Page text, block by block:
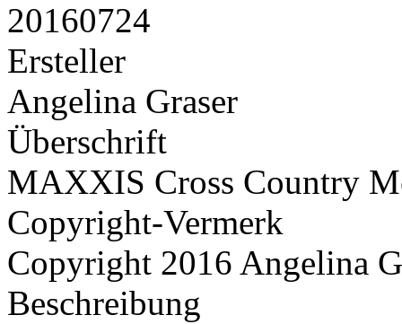
20160724
Ersteller
Angelina Graser
Überschrift
MAXXIS Cross Country
Copyright-Vermerk
Copyright 2016 Angelina
Beschreibung